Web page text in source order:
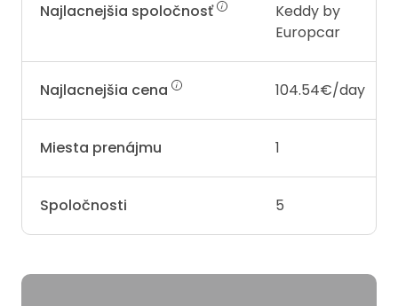
Najlacnejšia spoločnosť
Keddy by
Europcar
Najlacnejšia cena 104.54€/day
Miesta prenájmu 1
Spoločnosti 5